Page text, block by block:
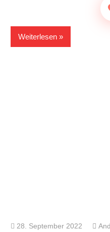
Weiterlesen
28. September 2022